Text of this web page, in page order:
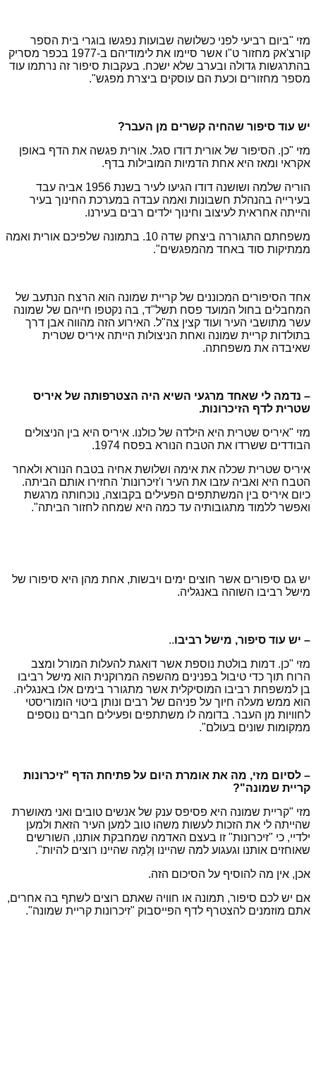
מזי "ביום רביעי לפני כשלושה שבועות נפגשו בוגרי בית הספר
קורצ'אק מחזור ט"ו אשר סיימו את לימודיהם ב-1977 בכפר מסריק
בהתרגשות גדולה ובערב שלא ישכח. בעקבות סיפור זה נרתמו עוד
מספר מחזורים וכעת הם עוסקים ביצרת מפגש".
יש עוד סיפור שהחיה קשרים מן העבר?
מזי "כן. הסיפור של אורית דודו סגל. אורית פגשה את הדף באופן
אקראי ומאז היא אחת הדמיות המובילות בדף.
הוריה שלמה ושושנה דודו הגיעו לעיר בשנת 1956 אביה עבד
בעירייה בהנהלת חשבונות ואמה עבדה במערכת החינוך בעיר
והייתה אחראית לעיצוב וחינוך ילדים רבים בעירנו.
משפחתם התגוררה ביצחק שדה 10. בתמונה שלפיכם אורית ואמה
ממתיקות סוד באחד מהמפגשים".
אחד הסיפורים המכוננים של קריית שמונה הוא הרצח הנתעב של
המחבלים בחול המועד פסח תשל"ד, בה נקטפו חייהם של שמונה
עשר מתושבי העיר ועוד קצין צה"ל. האירוע הזה מהווה אבן דרך
בתולדות קריית שמונה ואחת הניצולות הייתה איריס שטרית
שאיבדה את משפחתה.
– נדמה לי שאחד מרגעי השיא היה הצטרפותה של איריס
שטרית לדף הזיכרונות.
מזי "איריס שטרית היא הילדה של כולנו. איריס היא בין הניצולים
הבודדים ששרדו את הטבח הנורא בפסח 1974.
איריס שטרית שכלה את אימה ושלושת אחיה בטבח הנורא ולאחר
הטבח היא ואביה עזבו את העיר ו'זיכרונות' החזירו אותם הביתה.
כיום איריס בין המשתתפים הפעילים בקבוצה, נוכחותה מרגשת
ואפשר ללמוד מתגובותיה עד כמה היא שמחה לחזור הביתה".
יש גם סיפורים אשר חוצים ימים ויבשות, אחת מהן היא סיפורו של
מישל רביבו השוהה באנגליה.
– יש עוד סיפור, מישל רביבו..
מזי "כן. דמות בולטת נוספת אשר דואגת להעלות המורל ומצב
הרוח תוך כדי טיבול בפנינים מהשפה המרוקנית הוא מישל רביבו
בן למשפחת רביבו המוסיקלית אשר מתגורר בימים אלו באנגליה.
הוא ממש מעלה חיוך על פניהם של רבים ונותן ביטוי הומוריסטי
לחוויות מן העבר. בדומה לו משתתפים ופעילים חברים נוספים
ממקומות שונים בעולם".
– לסיום מזי, מה את אומרת היום על פתיחת הדף "זיכרונות
קריית שמונה"?
מזי "קריית שמונה היא פסיפס ענק של אנשים טובים ואני מאושרת
שהייתה לי את הזכות לעשות משהו טוב למען העיר הזאת ולמען
ילדיי, כי "זיכרונות" זו בעצם האדמה שמחבקת אותנו, השורשים
שאוחזים אותנו וגעגוע למה שהיינו וְלְמָה שהיינו רוצים להיות".
אכן, אין מה להוסיף על הסיכום הזה.
אם יש לכם סיפור, תמונה או חוויה שאתם רוצים לשתף בה אחרים,
אתם מוזמנים להצטרף לדף הפייסבוק "זיכרונות קריית שמונה".